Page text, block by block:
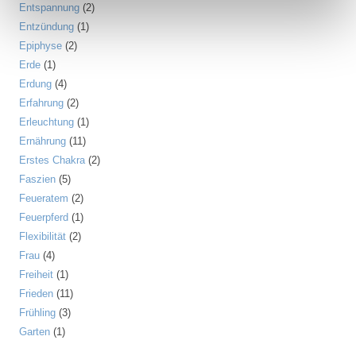
Entspannung (2)
Entzündung (1)
Epiphyse (2)
Erde (1)
Erdung (4)
Erfahrung (2)
Erleuchtung (1)
Ernährung (11)
Erstes Chakra(2)
Faszien (5)
Feueratem (2)
Feuerpferd (1)
Flexibilität (2)
Frau (4)
Freiheit (1)
Frieden (11)
Frühling (3)
Garten (1)